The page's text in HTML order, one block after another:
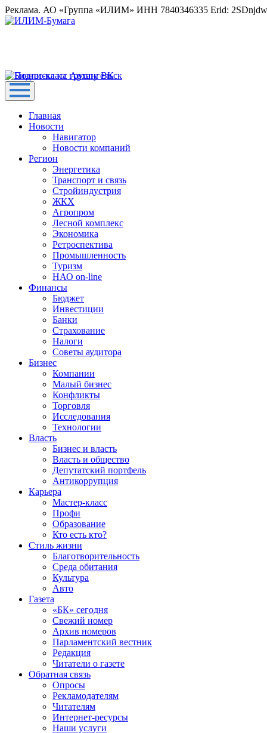
Реклама. АО «Группа «ИЛИМ» ИНН 7840346335 Erid:
Главная
Новости
Навигатор
Новости компаний
Регион
Энергетика
Транспорт и связь
Стройиндустрия
ЖКХ
Агропром
Лесной комплекс
Экономика
Ретроспектива
Промышленность
Туризм
НАО on-line
Финансы
Бюджет
Инвестиции
Банки
Страхование
Налоги
Советы аудитора
Бизнес
Компании
Малый бизнес
Конфликты
Торговля
Исследования
Технологии
Власть
Бизнес и власть
Власть и общество
Депутатский портфель
Антикоррупция
Карьера
Мастер-класс
Профи
Образование
Кто есть кто?
Стиль жизни
Благотворительность
Среда обитания
Культура
Авто
Газета
«БК» сегодня
Свежий номер
Архив номеров
Парламентский вестник
Редакция
Читатели о газете
Обратная связь
Опросы
Рекламодателям
Читателям
Интернет-ресурсы
Наши услуги